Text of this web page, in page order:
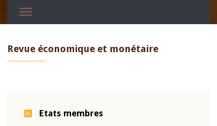
Revue économique et monétaire
Etats membres